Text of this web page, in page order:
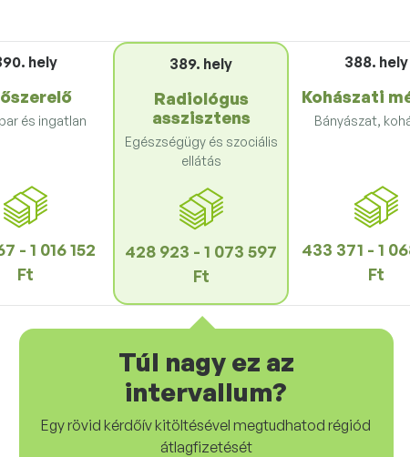
hely
és ingatlan
- 1 016 152
Ft
389. hely
Radiológus
asszisztens
Egészségügy és szociális
ellátás
428 923 - 1 073 597
Ft
388. hely
Kohászati
Bányászat,
433 371 - 1
Ft
Túl nagy ez az
intervallum?
Egy rövid kérdőív kitöltésével megtudhatod régiód
átlagfizetését